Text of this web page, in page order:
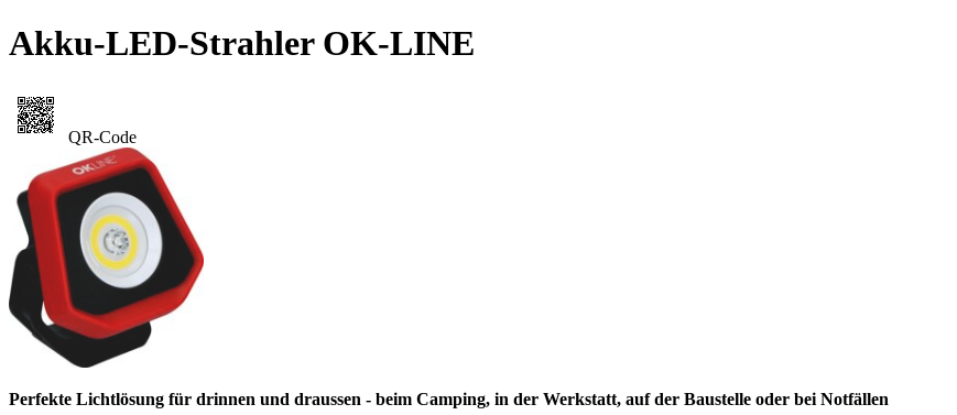
Akku-LED-Strahler OK-LINE
QR-Code
Perfekte Lichtlösung für drinnen und draussen - beim Camping, in der Werkstatt, auf der Baustelle oder bei Notfällen